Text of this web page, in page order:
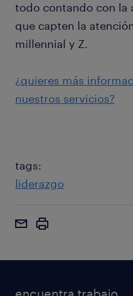
todo contando con la
que capten la
millennial y Z.
¿quieres más
nuestros servicios?
tags:
liderazgo